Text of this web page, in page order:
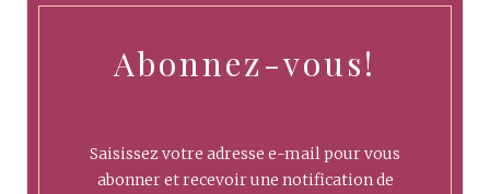
Abonnez-vous!
Saisissez votre adresse e-mail pour vous
abonner et recevoir une notification de